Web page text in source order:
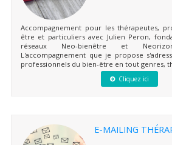
Accompagnement pour les thérapeutes,
être et particuliers avec Julien Peron,
réseaux Neo-bienêtre et
L'accompagnement que je propose
professionnels du bien-être en tout genres,
Cliquez ici
E-MAILING